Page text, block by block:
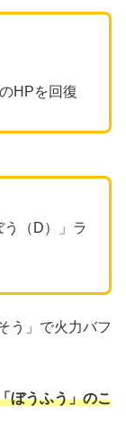
HPを回復
（D）」ラ
う」で火力バフ
ぼうふう」のこ